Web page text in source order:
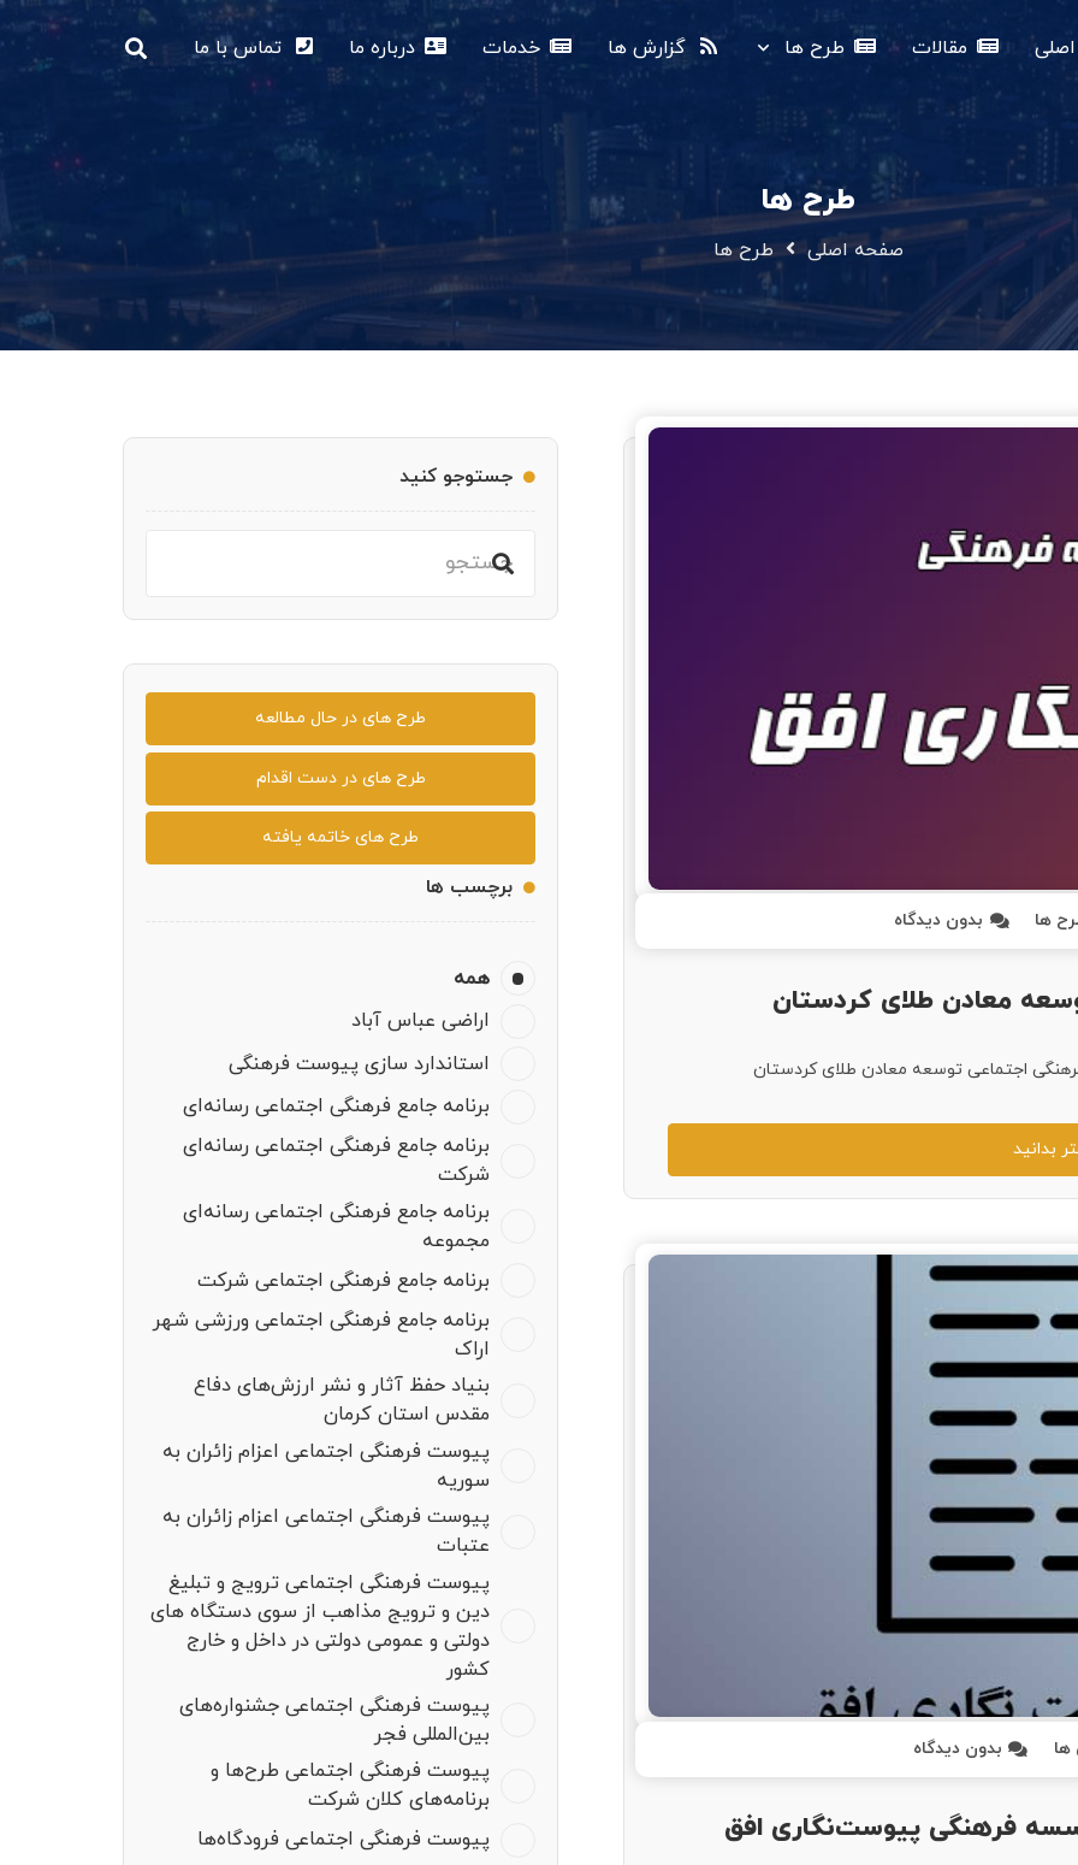
مقالات طرح ها گزارش ها خدمات درباره ما تماس با ما
طرح ها
صفحه اصلی طرح ها
ها بدون دیدگاه
معادن طلای کردستان
اجتماعی توسعه معادن طلای کردستان
بدانید
ها بدون دیدگاه
فرهنگی پیوست‌نگاری افق
جستوجو کنید
طرح های در حال مطالعه
طرح های در دست اقدام
طرح های خاتمه یافته
برچسب ها
همه
اراضی عباس آباد
استاندارد سازی پیوست فرهنگی
برنامه جامع فرهنگی اجتماعی رسانه‌ای
برنامه جامع فرهنگی اجتماعی رسانه‌ای
شرکت
برنامه جامع فرهنگی اجتماعی رسانه‌ای
مجموعه
برنامه جامع فرهنگی اجتماعی شرکت
برنامه جامع فرهنگی اجتماعی ورزشی شهر
اراک
بنیاد حفظ آثار و نشر ارزش‌های دفاع
مقدس استان کرمان
پیوست فرهنگی اجتماعی اعزام زائران به
سوریه
پیوست فرهنگی اجتماعی اعزام زائران به
عتبات
پیوست فرهنگی اجتماعی ترویج و تبلیغ
دین و ترویج مذاهب از سوی دستگاه های
دولتی و عمومی دولتی در داخل و خارج
کشور
پیوست فرهنگی اجتماعی جشنواره‌های
بین‌المللی فجر
پیوست فرهنگی اجتماعی طرح‌ها و
برنامه‌های کلان شرکت
پیوست فرهنگی اجتماعی فرودگاه‌ها